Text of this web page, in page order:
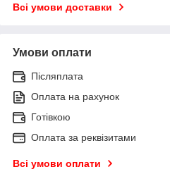
Всі умови доставки
Умови оплати
Післяплата
Оплата на рахунок
Готівкою
Оплата за реквізитами
Всі умови оплати